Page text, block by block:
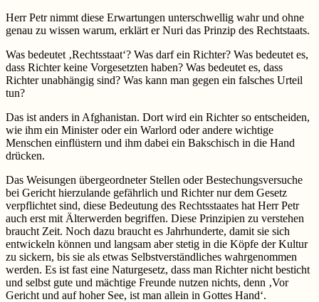
Herr Petr nimmt diese Erwartungen unterschwellig wahr und ohne
genau zu wissen warum, erklärt er Nuri das Prinzip des Rechtstaats.
Was bedeutet ‚Rechtsstaat‘? Was darf ein Richter? Was bedeutet es,
dass Richter keine Vorgesetzten haben? Was bedeutet es, dass
Richter unabhängig sind? Was kann man gegen ein falsches Urteil
tun?
Das ist anders in Afghanistan. Dort wird ein Richter so entscheiden,
wie ihm ein Minister oder ein Warlord oder andere wichtige
Menschen einflüstern und ihm dabei ein Bakschisch in die Hand
drücken.
Das Weisungen übergeordneter Stellen oder Bestechungsversuche
bei Gericht hierzulande gefährlich und Richter nur dem Gesetz
verpflichtet sind, diese Bedeutung des Rechtsstaates hat Herr Petr
auch erst mit Älterwerden begriffen. Diese Prinzipien zu verstehen
braucht Zeit. Noch dazu braucht es Jahrhunderte, damit sie sich
entwickeln können und langsam aber stetig in die Köpfe der Kultur
zu sickern, bis sie als etwas Selbstverständliches wahrgenommen
werden. Es ist fast eine Naturgesetz, dass man Richter nicht besticht
und selbst gute und mächtige Freunde nutzen nichts, denn ‚Vor
Gericht und auf hoher See, ist man allein in Gottes Hand‘.